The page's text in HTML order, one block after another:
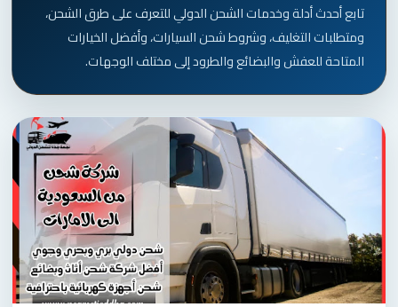
تابع أحدث أدلة وخدمات الشحن الدولي للتعرف على طرق الشحن،
ومتطلبات التغليف، وشروط شحن السيارات، وأفضل الخيارات
المتاحة للعفش والبضائع والطرود إلى مختلف الوجهات.